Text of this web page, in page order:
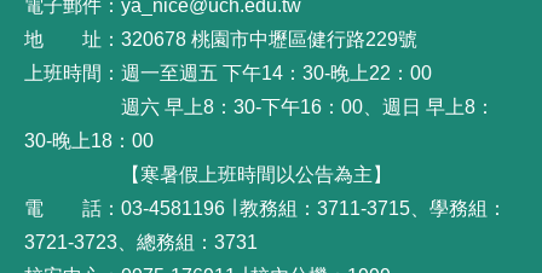
電子郵件：ya_nice@uch.edu.tw
地 址：320678 桃園市中壢區健行路229號
上班時間：週一至週五 下午14：30-晚上22：00
週六 早上8：30-下午16：00、週日 早上8：
30-晚上18：00
【寒暑假上班時間以公告為主】
電 話：03-4581196 ∣ 教務組：3711-3715、學務組：
3721-3723、總務組：3731